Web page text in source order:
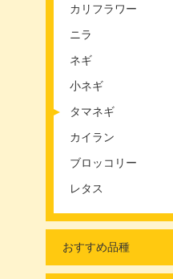
カリフラワー
ニラ
ネギ
小ネギ
タマネギ
カイラン
ブロッコリー
レタス
おすすめ品種